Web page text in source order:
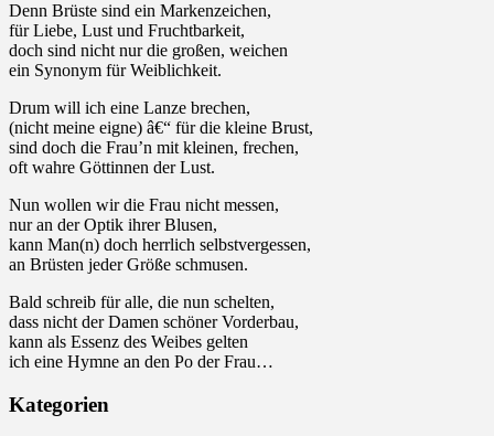
Denn Brüste sind ein Markenzeichen,
für Liebe, Lust und Fruchtbarkeit,
doch sind nicht nur die großen, weichen
ein Synonym für Weiblichkeit.
Drum will ich eine Lanze brechen,
(nicht meine eigne) â€“ für die kleine Brust,
sind doch die Frau’n mit kleinen, frechen,
oft wahre Göttinnen der Lust.
Nun wollen wir die Frau nicht messen,
nur an der Optik ihrer Blusen,
kann Man(n) doch herrlich selbstvergessen,
an Brüsten jeder Größe schmusen.
Bald schreib für alle, die nun schelten,
dass nicht der Damen schöner Vorderbau,
kann als Essenz des Weibes gelten
ich eine Hymne an den Po der Frau…
Kategorien